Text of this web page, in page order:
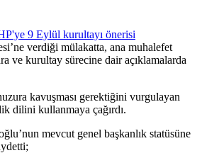
verdiği mülakatta, ana muhalefet
ve kurultay sürecine dair açıklamalarda
kavuşması gerektiğini vurgulayan
dilini kullanmaya çağırdı.
mevcut genel başkanlık statüsüne